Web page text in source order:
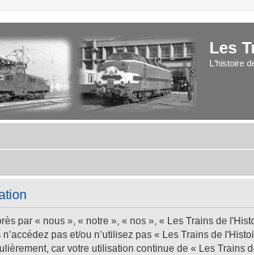
Les
L'histoire
par « nous », « notre », « nos », « Les Trains de
pas et/ou n’utilisez pas « Les Trains de
car votre utilisation continue de « Les